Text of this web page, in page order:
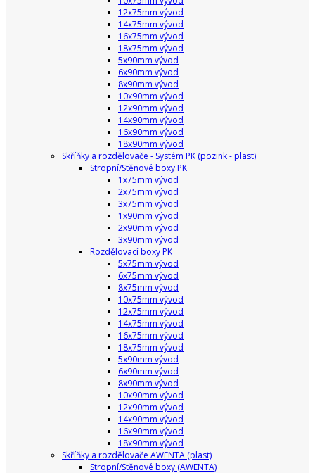
12x75mm vývod
14x75mm vývod
16x75mm vývod
18x75mm vývod
5x90mm vývod
6x90mm vývod
8x90mm vývod
10x90mm vývod
12x90mm vývod
14x90mm vývod
16x90mm vývod
18x90mm vývod
Skříňky a rozdělovače - Systém PK (pozink - plast)
Stropní/Stěnové boxy PK
1x75mm vývod
2x75mm vývod
3x75mm vývod
1x90mm vývod
2x90mm vývod
3x90mm vývod
Rozdělovací boxy PK
5x75mm vývod
6x75mm vývod
8x75mm vývod
10x75mm vývod
12x75mm vývod
14x75mm vývod
16x75mm vývod
18x75mm vývod
5x90mm vývod
6x90mm vývod
8x90mm vývod
10x90mm vývod
12x90mm vývod
14x90mm vývod
16x90mm vývod
18x90mm vývod
Skříňky a rozdělovače AWENTA (plast)
Stropní/Stěnové boxy (AWENTA)